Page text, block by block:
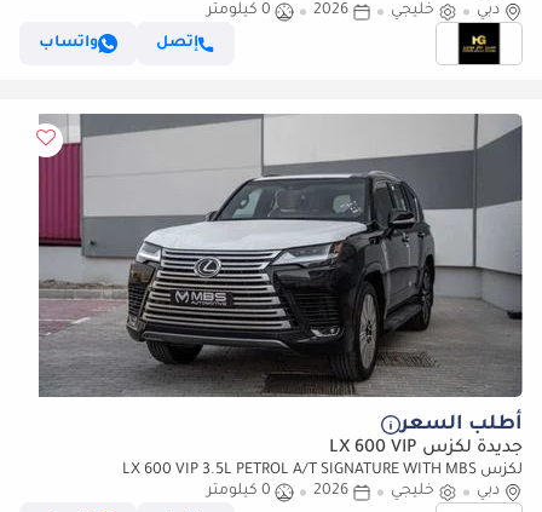
دبي
خليجي 2026
0 كيلومتر
إتصل
واتساب
أطلب السعر
جديدة لكزس LX 600 VIP
لكزس LX 600 VIP 3.5L PETROL A/T SIGNATURE WITH MBS
AUTOBIOGRAPHY VIP SEATS (للتصدير فقط)
دبي خليجي 2026
0 كيلومتر